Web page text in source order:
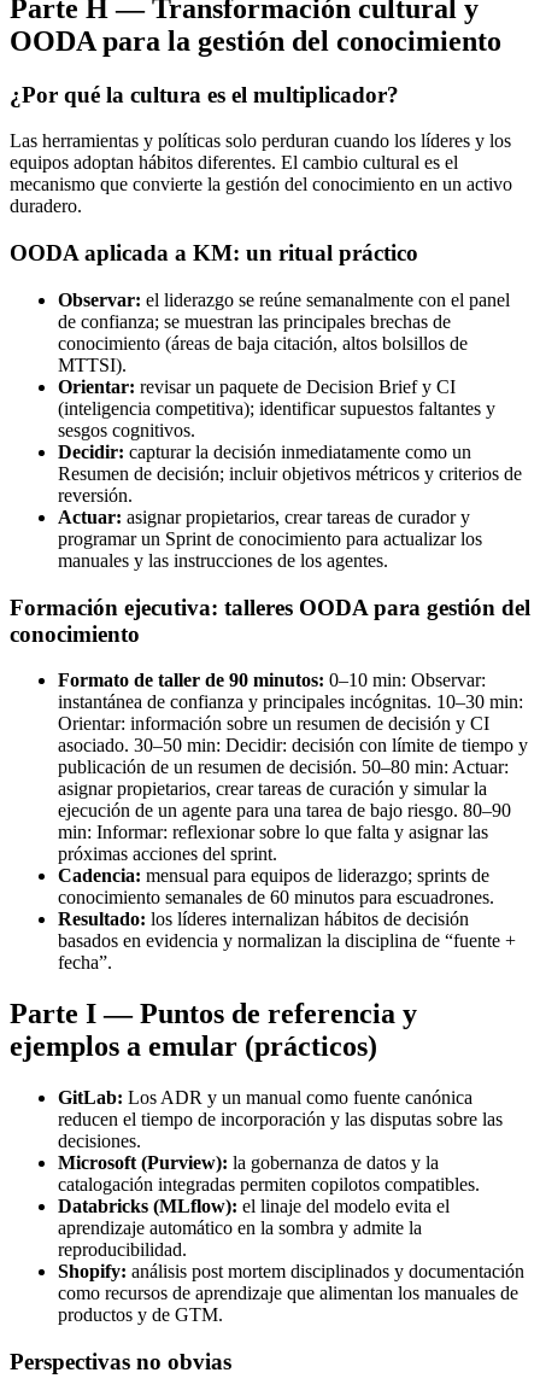
Parte H — Transformación cultural y
OODA para la gestión del conocimiento
¿Por qué la cultura es el multiplicador?
Las herramientas y políticas solo perduran cuando los líderes y los
equipos adoptan hábitos diferentes. El cambio cultural es el
mecanismo que convierte la gestión del conocimiento en un activo
duradero.
OODA aplicada a KM: un ritual práctico
Observar: el liderazgo se reúne semanalmente con el panel
de confianza; se muestran las principales brechas de
conocimiento (áreas de baja citación, altos bolsillos de
MTTSI).
Orientar: revisar un paquete de Decision Brief y CI
(inteligencia competitiva); identificar supuestos faltantes y
sesgos cognitivos.
Decidir: capturar la decisión inmediatamente como un
Resumen de decisión; incluir objetivos métricos y criterios de
reversión.
Actuar: asignar propietarios, crear tareas de curador y
programar un Sprint de conocimiento para actualizar los
manuales y las instrucciones de los agentes.
Formación ejecutiva: talleres OODA para gestión del
conocimiento
Formato de taller de 90 minutos: 0–10 min: Observar:
instantánea de confianza y principales incógnitas. 10–30 min:
Orientar: información sobre un resumen de decisión y CI
asociado. 30–50 min: Decidir: decisión con límite de tiempo y
publicación de un resumen de decisión. 50–80 min: Actuar:
asignar propietarios, crear tareas de curación y simular la
ejecución de un agente para una tarea de bajo riesgo. 80–90
min: Informar: reflexionar sobre lo que falta y asignar las
próximas acciones del sprint.
Cadencia: mensual para equipos de liderazgo; sprints de
conocimiento semanales de 60 minutos para escuadrones.
Resultado: los líderes internalizan hábitos de decisión
basados ​​en evidencia y normalizan la disciplina de “fuente +
fecha”.
Parte I — Puntos de referencia y
ejemplos a emular (prácticos)
GitLab: Los ADR y un manual como fuente canónica
reducen el tiempo de incorporación y las disputas sobre las
decisiones.
Microsoft (Purview): la gobernanza de datos y la
catalogación integradas permiten copilotos compatibles.
Databricks (MLflow): el linaje del modelo evita el
aprendizaje automático en la sombra y admite la
reproducibilidad.
Shopify: análisis post mortem disciplinados y documentación
como recursos de aprendizaje que alimentan los manuales de
productos y de GTM.
Perspectivas no obvias